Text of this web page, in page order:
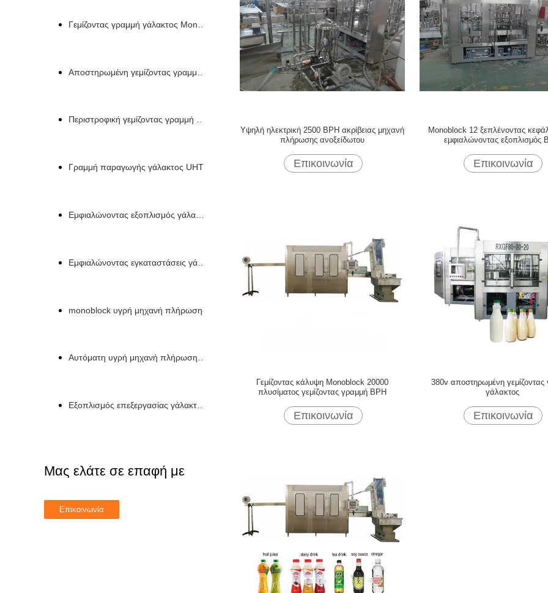
Γεμίζοντας γραμμή γάλακτος Monoblock
Αποστηρωμένη γεμίζοντας γραμμή γάλακτος
Περιστροφική γεμίζοντας γραμμή μπουκαλιών γάλακτος
Γραμμή παραγωγής γάλακτος UHT
Εμφιαλώνοντας εξοπλισμός γάλακτος
Εμφιαλώνοντας εγκαταστάσεις γάλακτος
monoblock υγρή μηχανή πλήρωσης
Αυτόματη υγρή μηχανή πλήρωσης μπουκαλιών
Εξοπλισμός επεξεργασίας γάλακτος UHT
Μας ελάτε σε επαφή με
Υψηλή ηλεκτρική 2500 BPH ακρίβειας μηχανή
πλήρωσης ανοξείδωτου
Επικοινωνία
Monoblock 12 ξεπλένοντας
εμφιαλώνοντας εξοπλισμός
Επικοινωνία
Γεμίζοντας κάλυψη Monoblock 20000
πλυσίματος γεμίζοντας γραμμή BPH
Επικοινωνία
380v αποστηρωμένη γεμίζοντας
γάλακτος
Επικοινωνία